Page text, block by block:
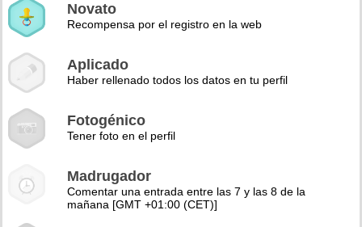
Novato
Recompensa por el registro en la web
Aplicado
Haber rellenado todos los datos en tu perfil
Fotogénico
Tener foto en el perfil
Madrugador
Comentar una entrada entre las 7 y las 8 de la
mañana [GMT +01:00 (CET)]